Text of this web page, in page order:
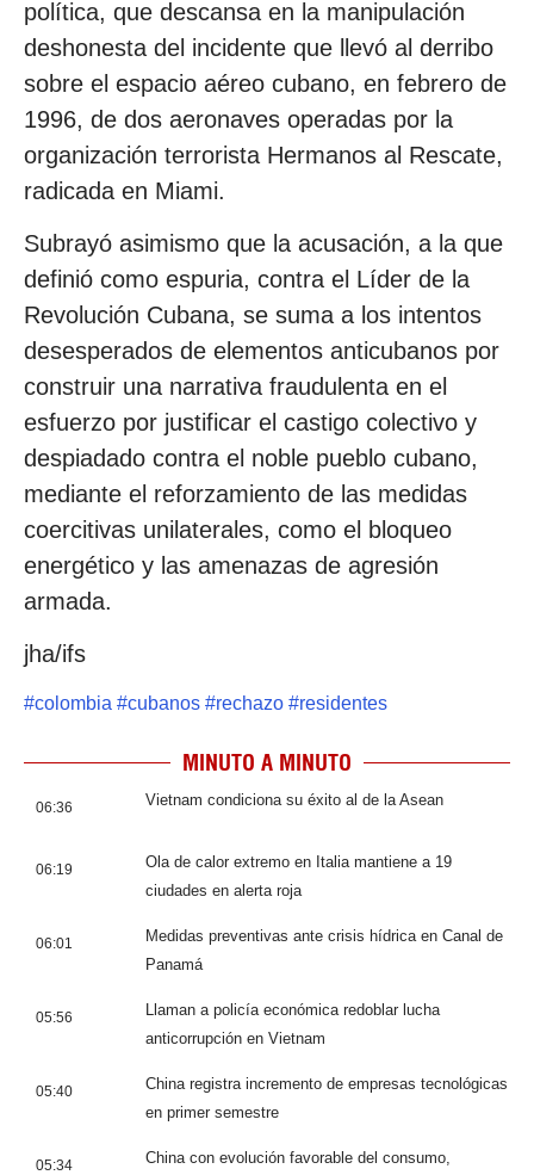
política, que descansa en la manipulación
deshonesta del incidente que llevó al derribo
sobre el espacio aéreo cubano, en febrero de
1996, de dos aeronaves operadas por la
organización terrorista Hermanos al Rescate,
radicada en Miami.
Subrayó asimismo que la acusación, a la que
definió como espuria, contra el Líder de la
Revolución Cubana, se suma a los intentos
desesperados de elementos anticubanos por
construir una narrativa fraudulenta en el
esfuerzo por justificar el castigo colectivo y
despiadado contra el noble pueblo cubano,
mediante el reforzamiento de las medidas
coercitivas unilaterales, como el bloqueo
energético y las amenazas de agresión
armada.
jha/ifs
#colombia #cubanos #rechazo #residentes
MINUTO A MINUTO
06:36 Vietnam condiciona su éxito al de la Asean
06:19
Ola de calor extremo en Italia mantiene a 19
ciudades en alerta roja
06:01
Medidas preventivas ante crisis hídrica en Canal de
Panamá
05:56
Llaman a policía económica redoblar lucha
anticorrupción en Vietnam
05:40
China registra incremento de empresas tecnológicas
en primer semestre
05:34
China con evolución favorable del consumo,